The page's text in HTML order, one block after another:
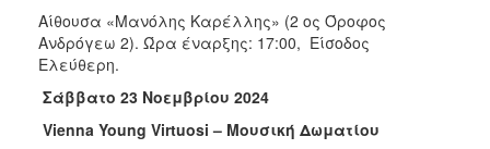
Αίθουσα «Μανόλης Καρέλλης» (2 ος Όροφος
Ανδρόγεω 2). Ώρα έναρξης: 17:00, Είσοδος
Ελεύθερη.
Σάββατο 23 Νοεμβρίου 2024
Vienna Young Virtuosi – Μουσική Δωματίου